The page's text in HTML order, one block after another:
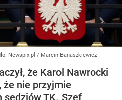
Newspix.pl / Marcin Banaszkiewicz
że Karol Nawrocki
że nie przyjmie
sędziów TK. Szef